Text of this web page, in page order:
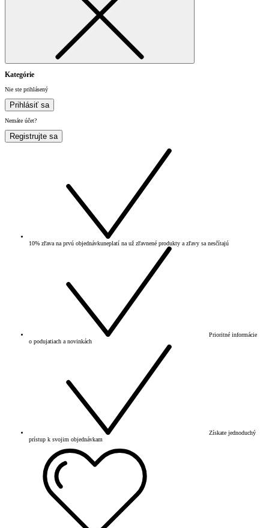
Kategórie
Nie ste prihlásený
Prihlásiť sa
Nemáte účet?
Registrujte sa
10% zľava na prvú objednávkuneplatí na už zľavnené produkty a zľavy sa nesčítajú
Prioritné informácie
o podujatiach a novinkách
Získate jednoduchý
prístup k svojim objednávkam